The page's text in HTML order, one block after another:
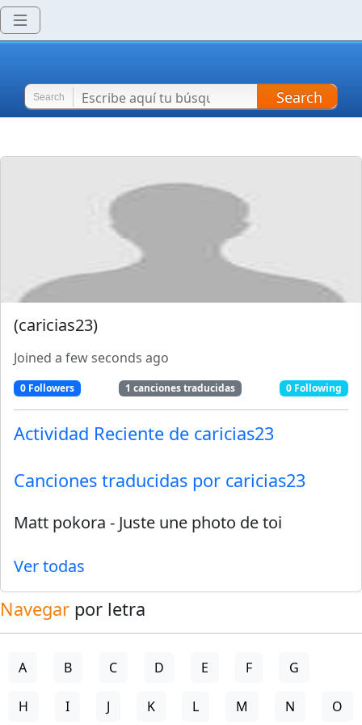
Search Search
(caricias23)
Joined a few seconds ago
0Followers 1 canciones traducidas 0 Following
Actividad Reciente de caricias23
Canciones traducidas por caricias23
Matt pokora - Juste une photo de toi
Ver todas
Navegar por letra
A B C D E F G
H I J K L M N O